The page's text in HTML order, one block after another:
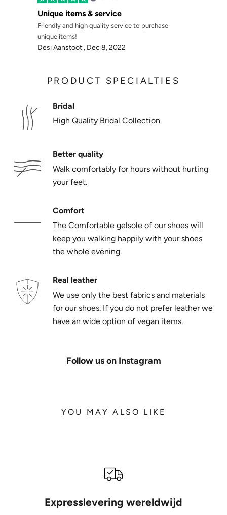
Unique items & service
Friendly and high quality service to purchase
unique items!
Desi Aanstoot , Dec 8, 2022
PRODUCT SPECIALTIES
Bridal
High Quality Bridal Collection
Better quality
Walk comfortably for hours without hurting
your feet.
Comfort
The Comfortable gelsole of our shoes will
keep you walking happily with your shoes
the whole evening.
Real leather
We use only the best fabrics and materials
for our shoes. If you do not prefer leather we
have an wide option of vegan items.
Follow us on Instagram
YOU MAY ALSO LIKE
Expresslevering wereldwijd